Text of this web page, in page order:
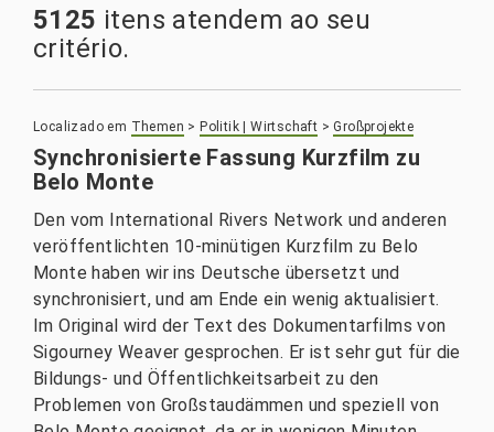
5125 itens atendem ao seu
critério.
Localizado em Themen > Politik | Wirtschaft >Großprojekte
Synchronisierte Fassung Kurzfilm zu
Belo Monte
Den vom International Rivers Network und anderen
veröffentlichten 10-minütigen Kurzfilm zu Belo
Monte haben wir ins Deutsche übersetzt und
synchronisiert, und am Ende ein wenig aktualisiert.
Im Original wird der Text des Dokumentarfilms von
Sigourney Weaver gesprochen. Er ist sehr gut für die
Bildungs- und Öffentlichkeitsarbeit zu den
Problemen von Großstaudämmen und speziell von